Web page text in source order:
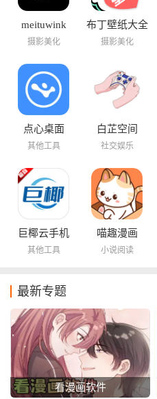
meituwink
摄影美化
布丁壁纸大全
摄影美化
点心桌面
其他工具
白芷空间
社交娱乐
巨椰云手机
其他工具
喵趣漫画
小说阅读
最新专题
看漫画软件